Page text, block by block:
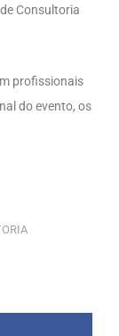
Consultoria
profissionais
do evento, os